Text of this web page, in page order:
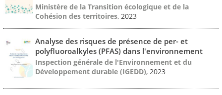
Ministère de la Transition écologique et de la
Cohésion des territoires, 2023
Analyse des risques de présence de per- et
polyfluoroalkyles (PFAS) dans l'environnement
Inspection générale de l'Environnement et du
Développement durable (IGEDD), 2023